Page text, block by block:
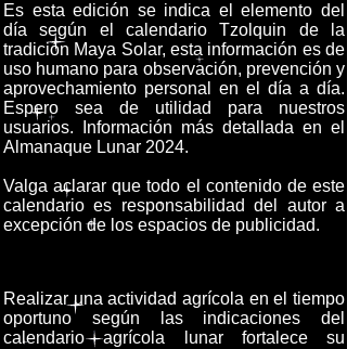
Realizar una actividad agrícola en el tiempo
oportuno según las indicaciones del
calendario agrícola lunar fortalece su
Es esta edición se indica el elemento del
día según el calendario Tzolquin de la
tradición Maya Solar, esta información es de
uso humano para observación, prevención y
aprovechamiento personal en el día a día.
Espero sea de utilidad para nuestros
usuarios. Información más detallada en el
Almanaque Lunar 2024.
Valga aclarar que todo el contenido de este
calendario es responsabilidad del autor a
excepción de los espacios de publicidad.